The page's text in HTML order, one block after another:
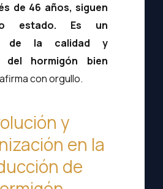
de 46 años, siguen
estado. Es un
de la calidad y
del hormigón bien
afirma con orgullo.
y
en la
de